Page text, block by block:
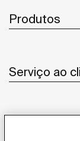
Produtos
Serviço ao